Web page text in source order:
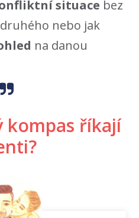
situace bez
nebo jak
na danou
kompas říkají